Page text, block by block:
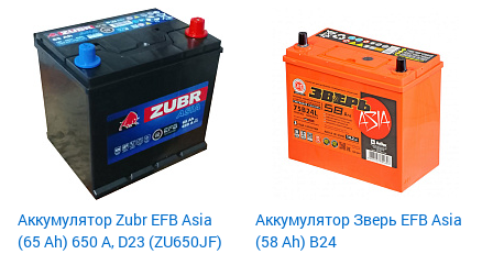
Аккумулятор Zubr EFB Asia
(65 Ah) 650 А, D23 (ZU650JF)
Аккумулятор Зверь EFB Asia
(58 Ah) B24